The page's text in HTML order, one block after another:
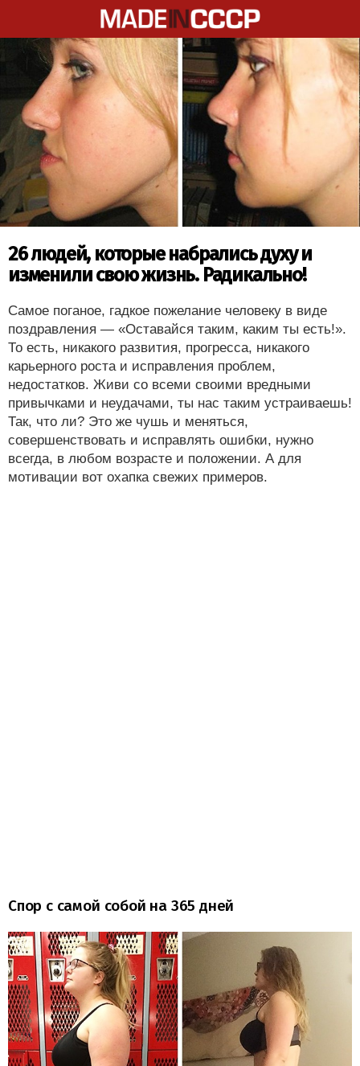
26 людей, которые набрались духу и
изменили свою жизнь. Радикально!
Самое поганое, гадкое пожелание человеку в виде
поздравления — «Оставайся таким, каким ты есть!».
То есть, никакого развития, прогресса, никакого
карьерного роста и исправления проблем,
недостатков. Живи со всеми своими вредными
привычками и неудачами, ты нас таким устраиваешь!
Так, что ли? Это же чушь и меняться,
совершенствовать и исправлять ошибки, нужно
всегда, в любом возрасте и положении. А для
мотивации вот охапка свежих примеров.
Спор с самой собой на 365 дней